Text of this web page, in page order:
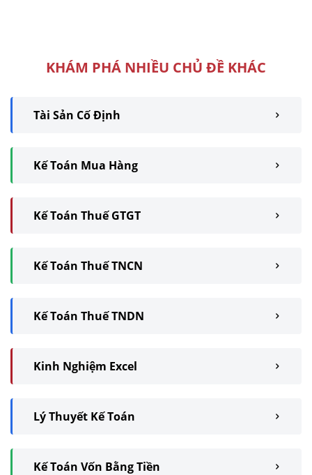
KHÁM PHÁ NHIỀU CHỦ ĐỀ KHÁC
Tài Sản Cố Định
Kế Toán Mua Hàng
Kế Toán Thuế GTGT
Kế Toán Thuế TNCN
Kế Toán Thuế TNDN
Kinh Nghiệm Excel
Lý Thuyết Kế Toán
Kế Toán Vốn Bằng Tiền